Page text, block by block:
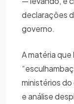
declarações
governo.
A matéria que
ministérios
e análise